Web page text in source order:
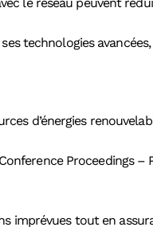
technologies
d’énergies
Proceedings –
imprévues tout en